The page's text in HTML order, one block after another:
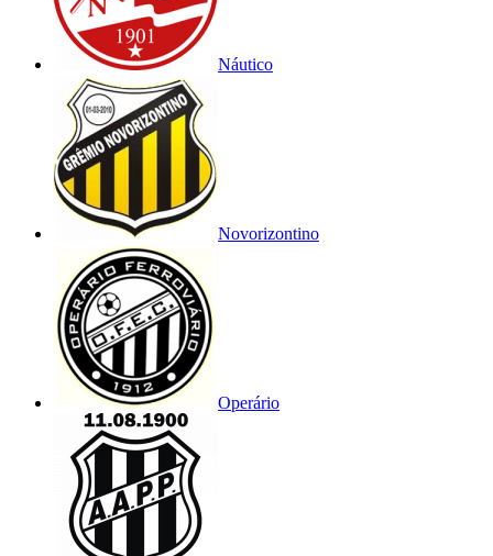
Náutico
Novorizontino
Operário